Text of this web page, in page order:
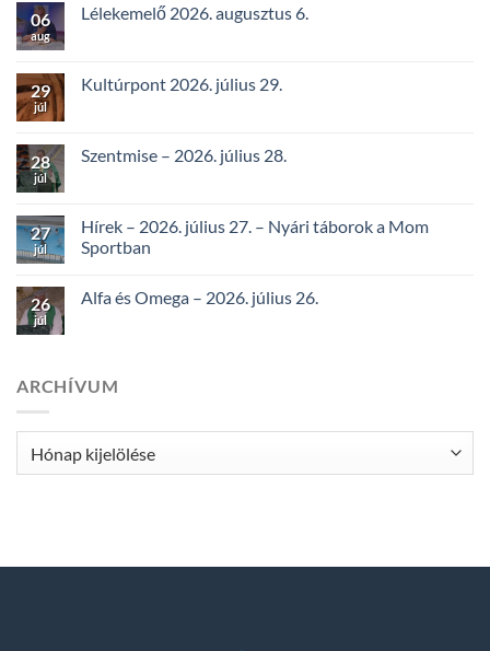
06
aug
Lélekemelő 2026. augusztus 6.
29
júl
Kultúrpont 2026. július 29.
28
júl
Szentmise – 2026. július 28.
27
júl
Hírek – 2026. július 27. – Nyári táborok a Mom
Sportban
26
júl
Alfa és Omega – 2026. július 26.
ARCHÍVUM